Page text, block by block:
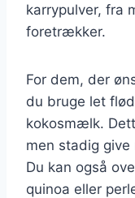
karrypulver, fra
foretrækker.
For dem, der
du bruge let
kokosmælk.
men stadig
Du kan også
quinoa eller